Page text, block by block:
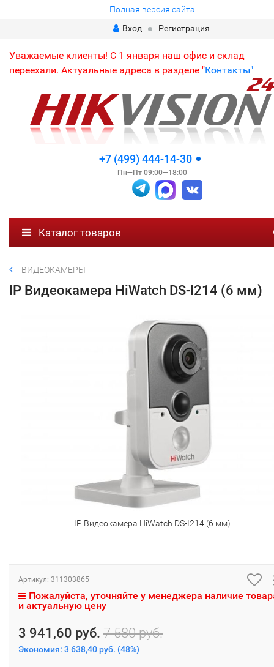
Полная версия сайта
Вход
Регистрация
Уважаемые клиенты! С 1 января наш офис и склад
переехали. Актуальные адреса в разделе "Контакты"
+7 (499) 444-14-30
Пн—Пт 09:00—18:00
Каталог товаров
ВИДЕОКАМЕРЫ
IP Видеокамера HiWatch DS-I214 (6 мм)
IP Видеокамера HiWatch DS-I214 (6 мм)
Артикул: 311303865
Пожалуйста, уточняйте у менеджера наличие
и актуальную цену
3 941,60 руб. 7 580 руб.
Экономия: 3 638,40 руб. (48%)